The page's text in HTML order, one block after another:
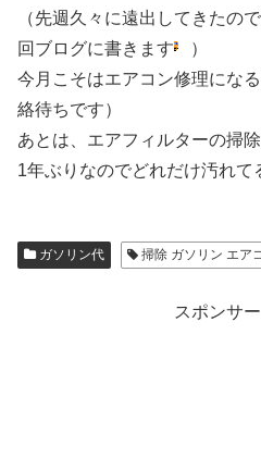
（先週久々に遠出してきたの
回ブログに書きます
）
今月こそはエアコン修理にな
絡待ちです）
あとは、エアフィルターの掃除
1年ぶりなのでどれだけ汚れて
ガソリン代 掃除 ガソリン エア
スポンサ